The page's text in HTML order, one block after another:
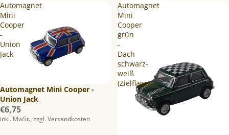
Automagnet
Mini
Cooper
-
Union
Jack
Ausverkauft
Automagnet Mini Cooper -
Union Jack
€6,75
inkl. MwSt., zzgl. Versandkosten
Automagnet
Mini
Cooper
grün
-
Dach
schwarz-
weiß
(Zielflagge)